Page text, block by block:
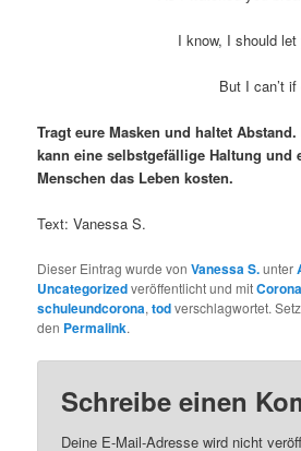
I know, I should
But I can’t
Tragt eure Masken und haltet
kann eine selbstgefällige Haltung und
Menschen das Leben kosten.
Text: Vanessa S.
Dieser Eintrag wurde vonVanessa S.unter
Uncategorizedveröffentlicht und mitCorona
schuleundcorona,todverschlagwortet.
den Permalink.
Schreibe einen
Deine E-Mail-Adresse wird nicht